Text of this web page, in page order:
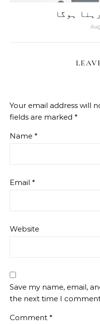
ہوگا
Your email address will
fields are marked *
Name *
Email *
Website
Save my name, email,
the next time I
Comment *